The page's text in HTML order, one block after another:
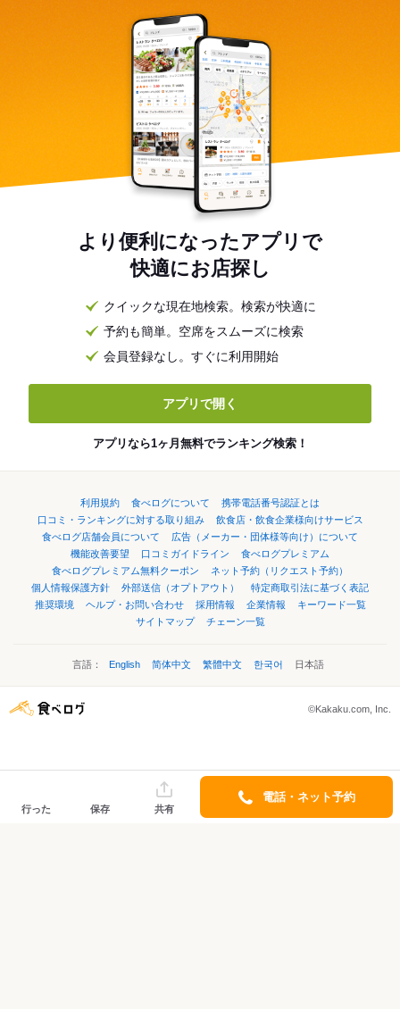
より便利になったアプリで
快適にお店探し
クイックな現在地検索。検索が快適に
予約も簡単。空席をスムーズに検索
会員登録なし。すぐに利用開始
アプリで開く
アプリなら1ヶ月無料でランキング検索！
利用規約 食べログについて
携帯電話番号認証とは
口コミ・ランキングに対する取り組み
飲食店・飲食企業様向けサービス
食べログ店舗会員について
広告（メーカー・団体様等向け）について
機能改善要望
口コミガイドライン
食べログプレミアム
食べログプレミアム無料クーポン
ネット予約（リクエスト予約）
個人情報保護方針
外部送信（オプトアウト）
特定商取引法に基づく表記
推奨環境
ヘルプ・お問い合わせ 採用情報 企業情報
キーワード一覧
サイトマップ
チェーン一覧
言語： English 简体中文 繁體中文 한국어 日本語
©Kakaku.com, Inc.
行った 保存 共有
電話・ネット予約